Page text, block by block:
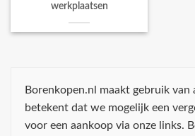
werkplaatsen
Borenkopen.nl maakt gebruik
betekent dat we mogelijk een
voor een aankoop via onze links.